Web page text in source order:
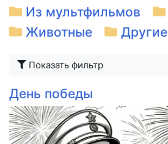
Из мультфильмов
Животные
Другие
Показать фильтр
День победы